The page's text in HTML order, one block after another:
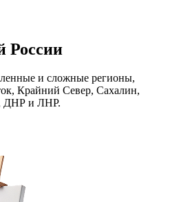
России
и сложные регионы,
Крайний Север, Сахалин,
ДНР и ЛНР.